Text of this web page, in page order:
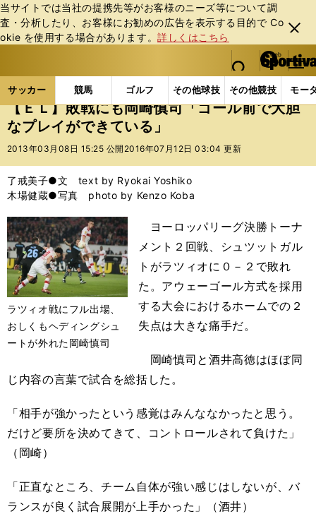
当サイトでは当社の提携先等がお客様のニーズ等について調
査・分析したり、お客様にお勧めの広告を表⽰する⽬的で Co
okie を使⽤する場合があります。詳しくはこちら
閉じ
る
web Sportiva (webスポルティーバ)
検索
マイペ
ー
ジ
メニュ
サッカー 競馬 ゴルフ その他球技 その他競技 モー
ス
ポ
ル
バ
サッカーの記事一覧 海外サッカー 海外サッカー
【ＥＬ】敗戦にも岡崎慎司「ゴール前で大胆
なプレイができている」
2013年03月08日 15:25 公開 2016年07月12日 03:04 更新
了戒美子●文 text by Ryokai Yoshiko
木場健蔵●写真 photo by Kenzo Koba
ラツィオ戦にフル出場、
おしくもヘディングシュ
ートが外れた岡崎慎司
ヨーロッパリーグ決勝トーナ
メント２回戦、シュツットガル
トがラツィオに０－２で敗れ
た。アウェーゴール方式を採用
する大会におけるホームでの２
失点は大きな痛手だ。
岡崎慎司と酒井高徳はほぼ同
じ内容の言葉で試合を総括した。
「相手が強かったという感覚はみんななかったと思う。
だけど要所を決めてきて、コントロールされて負けた」
（岡崎）
「正直なところ、チーム自体が強い感じはしないが、バ
ランスが良く試合展開が上手かった」（酒井）